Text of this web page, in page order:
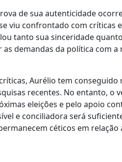
de sua autenticidade
viu confrontado com críticas
tanto sua sinceridade
demandas da política com a
Aurélio tem conseguido
recentes. No entanto, o
eleições e pelo apoio
e conciliadora será
céticos em relação